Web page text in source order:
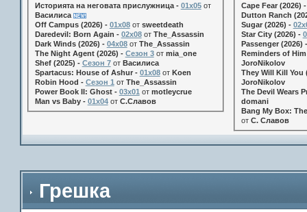
Историята на неговата прислужница - 01х05от
Василиса
Off Campus (2026) - 01x08от sweetdeath
Daredevil: Born Again - 02x08от The_Assassin
Dark Winds (2026) - 04x08от The_Assassin
The Night Agent (2026) - Сезон 3от mia_one
Shef (2025) - Сезон 7от Василиса
Spartacus: House of Ashur - 01x08от Koen
Robin Hood - Сезон 1 от The_Assassin
Power Book II: Ghost - 03x01 от motleycrue
Man vs Baby - 01x04от С.Славов
Cape Fear (2026)
Dutton Ranch
Sugar (2026) -
Star City (2026) -
Passenger (2026)
Reminders of
JoroNikolov
They Will Kill You
JoroNikolov
The Devil Wears
domani
Bang My Box:
от С. Славов
Грешка